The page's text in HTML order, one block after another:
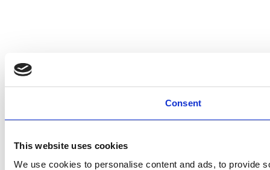
Consent
This website uses cookies
We use cookies to personalise content and ads, to provide